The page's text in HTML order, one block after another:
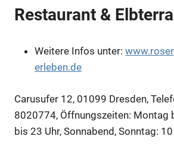
Restaurant &
Weitere Infos unter:
erleben.de
Carusufer 12, 01099 Dresden,
8020774, Öffnungszeiten: Montag
bis 23 Uhr, Sonnabend, Sonntag: